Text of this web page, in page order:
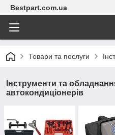
Bestpart.com.ua
Товари та послуги
Інструменти та
автокондиціонерів